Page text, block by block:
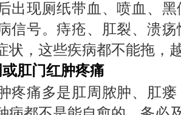
现厕纸带血、喷血、黑
信号。痔疮、肛裂、溃
状，这些疾病都不能拖，
肛门红肿疼痛
痛多是肛周脓肿、肛瘘